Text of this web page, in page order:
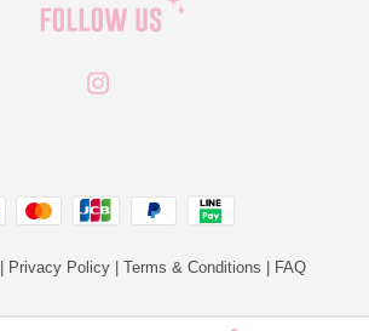
Visa Master JCB Paypal
Privacy Policy Terms & Conditions FAQ